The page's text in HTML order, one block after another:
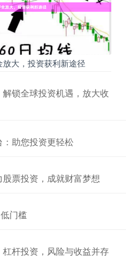
大，投资获利新途径
锁全球投资机遇，放大收
助您投资更轻松
票投资，成就财富梦想
门槛
杆投资，风险与收益并存